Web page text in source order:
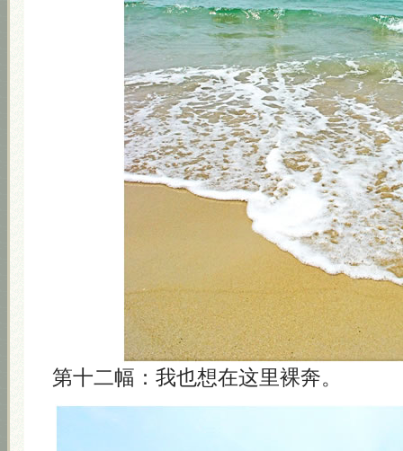
第十二幅：我也想在这里裸奔。